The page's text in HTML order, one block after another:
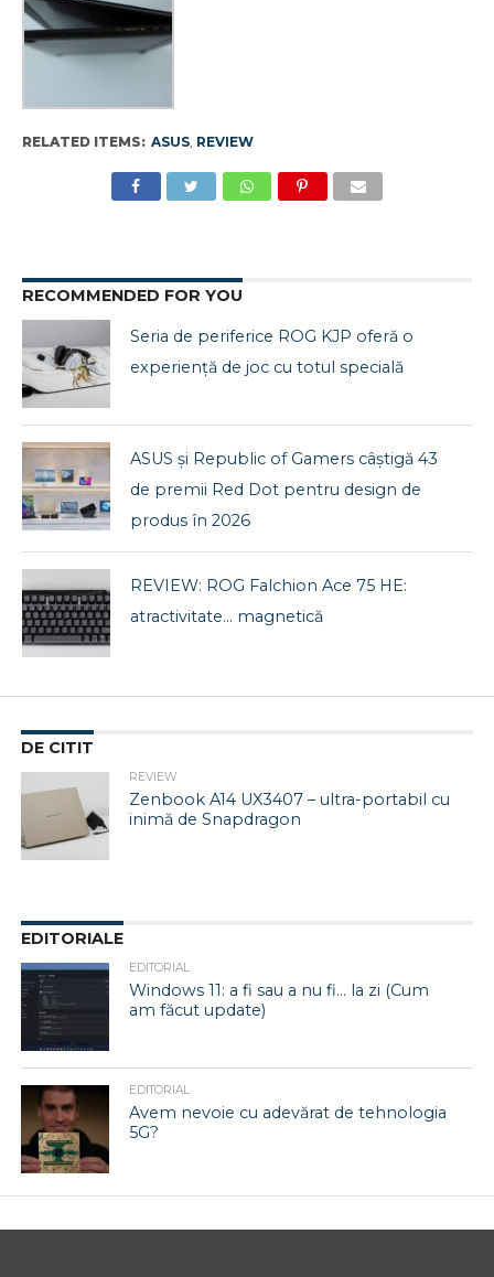
RELATED ITEMS: ASUS, REVIEW
RECOMMENDED FOR YOU
Seria de periferice ROG KJP oferă o
experiență de joc cu totul specială
ASUS și Republic of Gamers câștigă 43
de premii Red Dot pentru design de
produs în 2026
REVIEW: ROG Falchion Ace 75 HE:
atractivitate… magnetică
DE CITIT
REVIEW
Zenbook A14 UX3407 – ultra-portabil cu
inimă de Snapdragon
EDITORIALE
EDITORIAL
Windows 11: a fi sau a nu fi… la zi (Cum
am făcut update)
EDITORIAL
Avem nevoie cu adevărat de tehnologia
5G?